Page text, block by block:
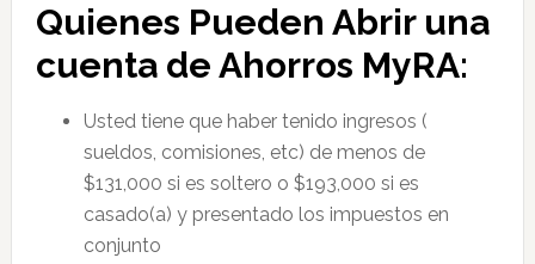
Quienes Pueden Abrir una
cuenta de Ahorros MyRA:
Usted tiene que haber tenido ingresos (
sueldos, comisiones, etc) de menos de
$131,000 si es soltero o $193,000 si es
casado(a) y presentado los impuestos en
conjunto